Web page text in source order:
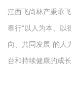
江西飞尚林产秉承
奉行“以人为本、以
向、共同发展”的人
台和持续健康的成长